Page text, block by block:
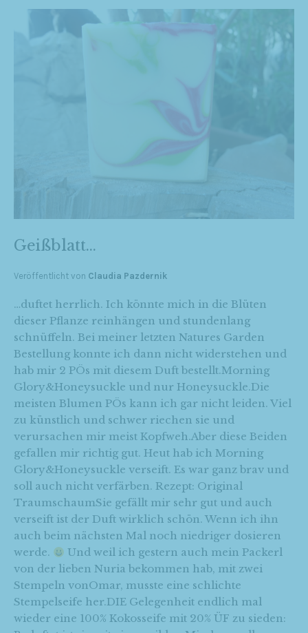
Geißblatt…
Veröffentlicht von Claudia Pazdernik
…duftet herrlich. Ich könnte mich in die Blüten
dieser Pflanze reinhängen und stundenlang
schnüffeln. Bei meiner letzten Natures Garden
Bestellung konnte ich dann nicht widerstehen und
hab mir 2 PÖs mit diesem Duft bestellt.Morning
Glory&Honeysuckle und nur Honeysuckle.Die
meisten Blumen PÖs kann ich gar nicht leiden. Viel
zu künstlich und schwer riechen sie und
verursachen mir meist Kopfweh.Aber diese Beiden
gefallen mir richtig gut. Heut hab ich Morning
Glory&Honeysuckle verseift. Es war ganz brav und
soll auch nicht verfärben. Rezept: Original
TraumschaumSie gefällt mir sehr gut und auch
verseift ist der Duft wirklich schön. Wenn ich ihn
auch beim nächsten Mal noch niedriger dosieren
werde.
Und weil ich gestern auch mein Packerl
von der lieben Nuria bekommen hab, mit zwei
Stempeln vonOmar, musste eine schlichte
Stempelseife her.DIE Gelegenheit endlich mal
wieder eine 100% Kokosseife mit 20% ÜF zu sieden: